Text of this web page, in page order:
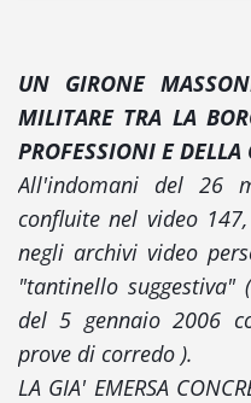
UN GIRONE
MILITARE TRA LA
PROFESSIONI E DELLA
All'indomani del 26
confluite nel video
negli archivi video
"tantinello suggestiva"
del 5 gennaio 2006
prove di corredo ).
LA GIA' EMERSA